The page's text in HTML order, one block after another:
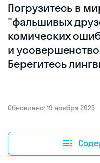
Погрузитесь в
"фальшивых
комических
и
Берегитесь
Обновлено: 19 ноября 2025